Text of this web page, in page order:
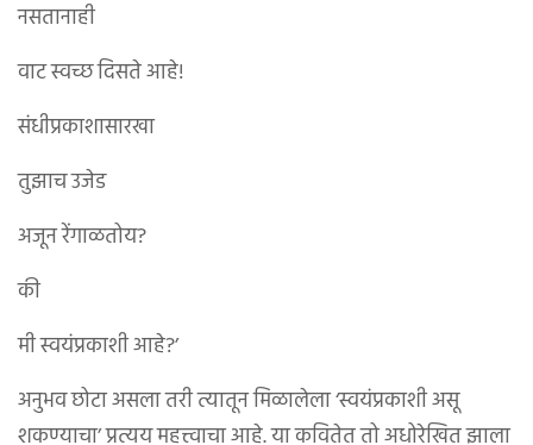
नसतानाही
वाट स्वच्छ दिसते आहे!
संधीप्रकाशासारखा
तुझाच उजेड
अजून रेंगाळतोय?
की
मी स्वयंप्रकाशी आहे?’
अनुभव छोटा असला तरी त्यातून मिळालेला ‘स्वयंप्रकाशी असू
शकण्याचा’ प्रत्यय महत्त्वाचा आहे. या कवितेत तो अधोरेखित झाला